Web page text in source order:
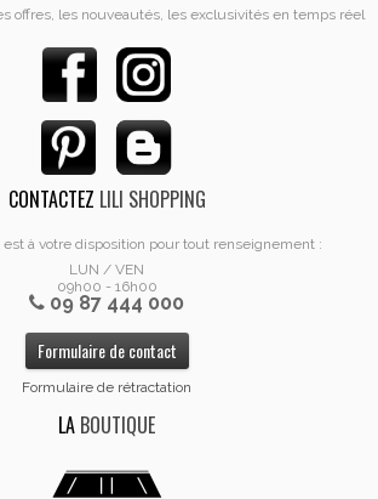
offres, les nouveautés, les exclusivités en temps réel
CONTACTEZ LILI SHOPPING
à votre disposition pour tout renseignement :
LUN / VEN
09h00 - 16h00
09 87 444 000
Formulaire de contact
Formulaire de rétractation
LA BOUTIQUE